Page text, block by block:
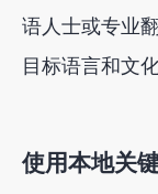
语人士或专业
目标语言和文
使用本地关